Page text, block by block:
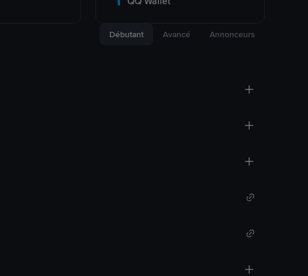
Débutant Avancé Annonceurs